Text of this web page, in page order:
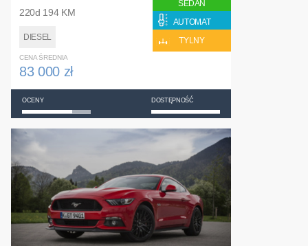
220d 194 KM
DIESEL
SEDAN
AUTOMAT
TYLNY
CENA ŚREDNIA
83 000 zł
OCENY DOSTĘPNOŚĆ